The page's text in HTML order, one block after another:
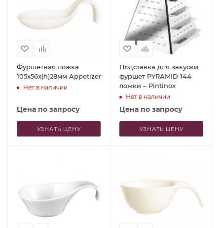
Фуршетная ложка
105x56x(h)28мм Appetizer
Нет в наличии
Цена по запросу
УЗНАТЬ ЦЕНУ
Подставка для закуски
фуршет PYRAMID 144
ложки – Pintinox
Нет в наличии
Цена по запросу
УЗНАТЬ ЦЕНУ